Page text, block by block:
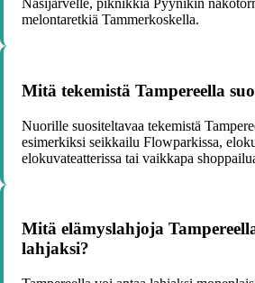
Näsijärvelle, piknikkiä Pyynikin
melontaretkiä Tammerkoskella.
Mitä tekemistä Tampereella
Nuorille suositeltavaa tekemistä
esimerkiksi seikkailu Flowparkissa,
elokuvateatterissa tai vaikkapa
Mitä elämyslahjoja
lahjaksi?